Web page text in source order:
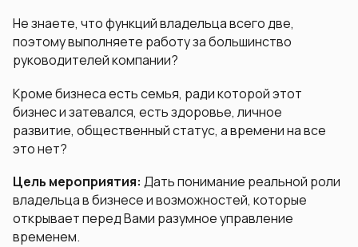
Не знаете, что функций владельца всего две,
поэтому выполняете работу за большинство
руководителей компании?
Кроме бизнеса есть семья, ради которой этот
бизнес и затевался, есть здоровье, личное
развитие, общественный статус, а времени на все
это нет?
Цель мероприятия: Дать понимание реальной роли
владельца в бизнесе и возможностей, которые
открывает перед Вами разумное управление
временем.